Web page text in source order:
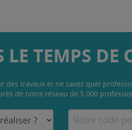
LE TEMPS DE
des travaux et ne savez quel
de notre réseau de 5 000